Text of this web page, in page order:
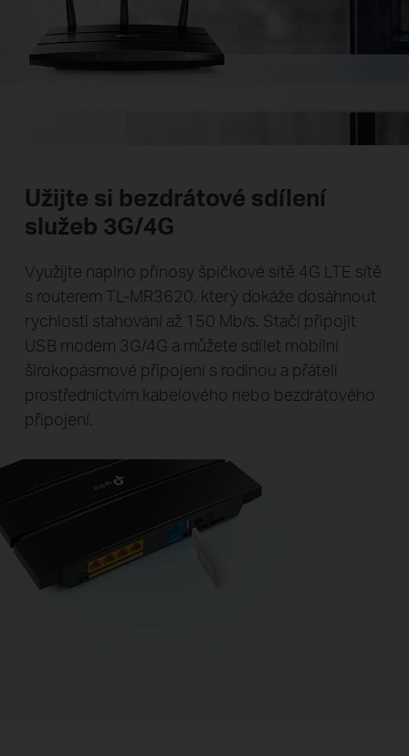
Užijte si bezdrátové sdílení
služeb 3G/4G
Využijte naplno přínosy špičkové sítě 4G LTE sítě
s routerem TL-MR3620, který dokáže dosáhnout
rychlosti stahování až 150 Mb/s. Stačí připojit
USB modem 3G/4G a můžete sdílet mobilní
širokopásmové připojení s rodinou a přáteli
prostřednictvím kabelového nebo bezdrátového
připojení.